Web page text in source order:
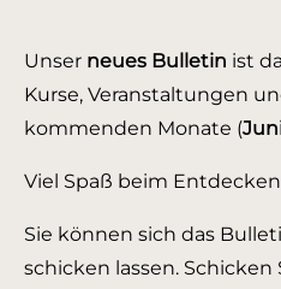
Unser neues Bulletin ist
Kurse, Veranstaltungen
kommenden Monate (
Viel Spaß beim
Sie können sich das
schicken lassen. Schicken